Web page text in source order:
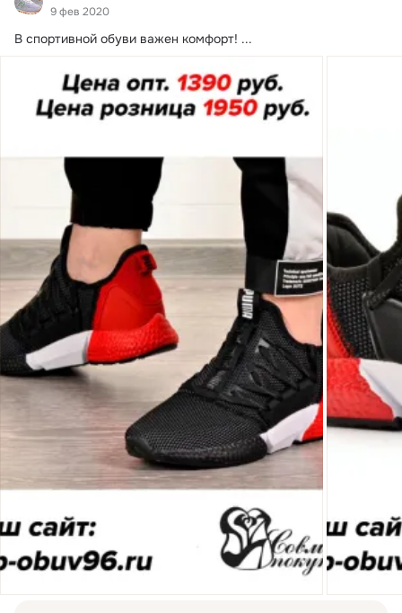
9 фев 2020
В спортивной обуви важен комфорт! ...